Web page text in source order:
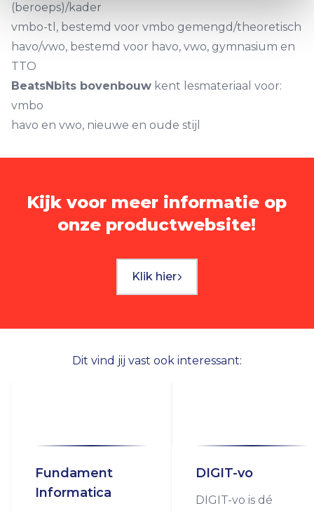
(beroeps)/kader
vmbo-tl, bestemd voor vmbo gemengd/theoretisch
havo/vwo, bestemd voor havo, vwo, gymnasium en
TTO
BeatsNbits bovenbouw kent lesmateriaal voor:
vmbo
havo en vwo, nieuwe en oude stijl
Kijk voor meer informatie op
onze productwebsite!
Klik hier
Dit vind jij vast ook interessant:
Fundament
Informatica
DIGIT-vo
DIGIT-vo is dé